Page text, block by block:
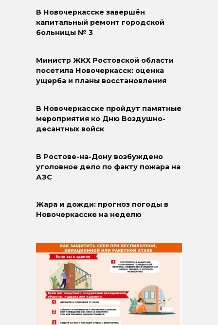
В Новочеркасске завершён
капитальный ремонт городской
больницы № 3
Министр ЖКХ Ростовской области
посетила Новочеркасск: оценка
ущерба и планы восстановления
В Новочеркасске пройдут памятные
мероприятия ко Дню Воздушно-
десантных войск
В Ростове-на-Дону возбуждено
уголовное дело по факту пожара на
АЗС
Жара и дожди: прогноз погоды в
Новочеркасске на неделю